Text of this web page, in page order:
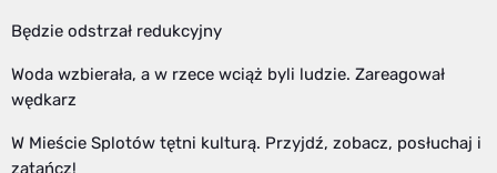
Będzie odstrzał redukcyjny
Woda wzbierała, a w rzece wciąż byli ludzie. Zareagował
wędkarz
W Mieście Splotów tętni kulturą. Przyjdź, zobacz, posłuchaj i
zatańcz!